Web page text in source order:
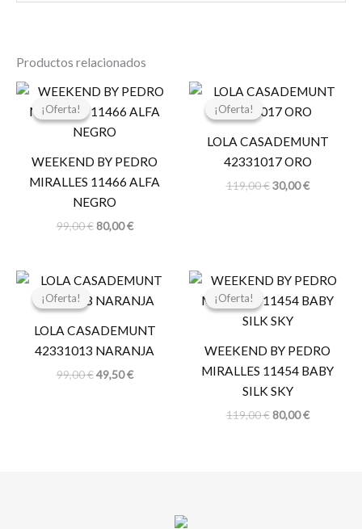
Productos relacionados
¡Oferta!
¡Oferta!
WEEKEND BY PEDRO
MIRALLES 11466 ALFA
NEGRO
99,00€
El
original
era:
80,00€
El
actual
¡Oferta!
¡Oferta!
LOLA CASADEMUNT
42331017 ORO
119,00€
El
original
119,00 €.
30,00€
El
actual
30,00 €.
¡Oferta!
¡Oferta!
LOLA CASADEMUNT
42331013 NARANJA
99,00€
El
original
99,00 €.
49,50€
El
actual
49,50 €.
¡Oferta!
¡Oferta!
WEEKEND BY PEDRO
MIRALLES 11454 BABY
SILK SKY
119,00€
El
original
era:
80,00€
El
actual